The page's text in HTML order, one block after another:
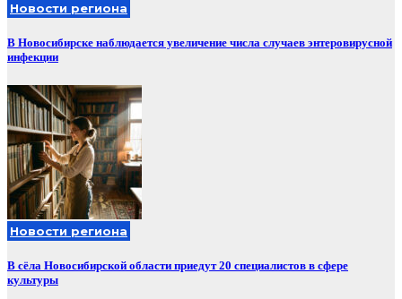
Новости региона
В Новосибирске наблюдается увеличение числа случаев энтеровирусной
инфекции
Новости региона
В сёла Новосибирской области приедут 20 специалистов в сфере
культуры